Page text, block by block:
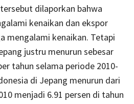
dilaporkan bahwa
kenaikan dan ekspor
mengalami kenaikan. Tetapi
justru menurun sebesar
tahun selama periode 2010-
di Jepang menurun dari
menjadi 6.91 persen di tahun